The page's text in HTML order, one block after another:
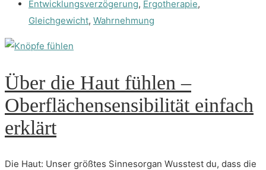
Entwicklungsverzögerung, Ergotherapie,
Gleichgewicht, Wahrnehmung
Über die Haut fühlen –
Oberflächensensibilität einfach
erklärt
Die Haut: Unser größtes Sinnesorgan Wusstest du, dass die